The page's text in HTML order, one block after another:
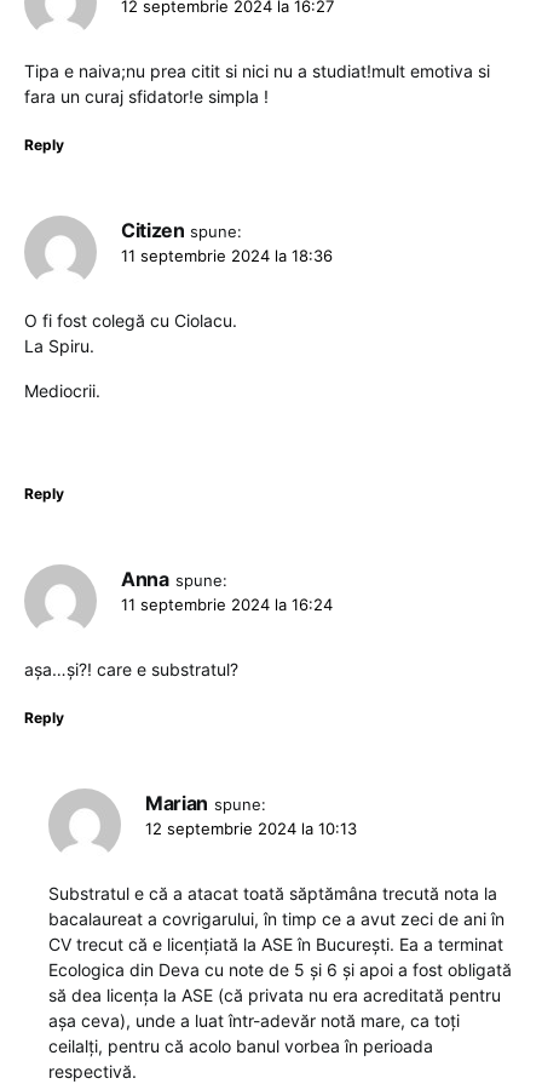
12 septembrie 2024 la 16:27
Tipa e naiva;nu prea citit si nici nu a studiat!mult emotiva si
fara un curaj sfidator!e simpla !
Reply
Citizen spune:
11 septembrie 2024 la 18:36
O fi fost colegă cu Ciolacu.
La Spiru.
Mediocrii.
Reply
Anna spune:
11 septembrie 2024 la 16:24
așa…și?! care e substratul?
Reply
Marian spune:
12 septembrie 2024 la 10:13
Substratul e că a atacat toată săptămâna trecută nota la
bacalaureat a covrigarului, în timp ce a avut zeci de ani în
CV trecut că e licențiată la ASE în București. Ea a terminat
Ecologica din Deva cu note de 5 și 6 și apoi a fost obligată
să dea licența la ASE (că privata nu era acreditată pentru
așa ceva), unde a luat într-adevăr notă mare, ca toți
ceilalți, pentru că acolo banul vorbea în perioada
respectivă.